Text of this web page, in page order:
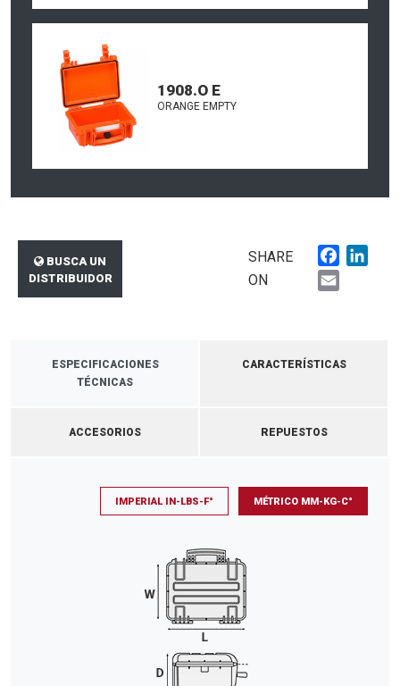
1908.O E
ORANGE EMPTY
BUSCA UN
DISTRIBUIDOR
SHARE
ON
ESPECIFICACIONES
TÉCNICAS
CARACTERÍSTICAS
ACCESORIOS REPUESTOS
IMPERIAL IN-LBS-F° MÉTRICO MM-KG-C°